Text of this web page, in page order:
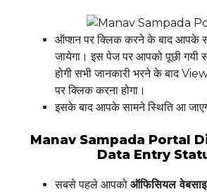
ऑप्शन पर क्लिक करने के बाद आपके
जायेगा। इस पेज पर आपको पूछी गयी
होगी सभी जानकारी भरने के बाद
पर क्लिक करना होगा।
इसके बाद आपके सामने स्थिति आ
Manav Sampada Portal
Data Entry
सबसे पहले आपको ऑफिसियल